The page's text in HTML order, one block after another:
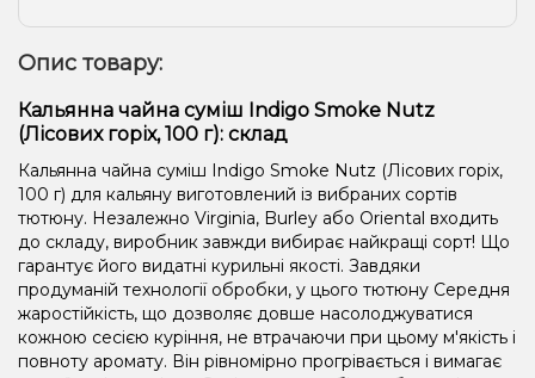
Опис товару:
Кальянна чайна суміш Indigo Smoke Nutz
(Лісових горіх, 100 г): склад
Кальянна чайна суміш Indigo Smoke Nutz (Лісових горіх,
100 г) для кальяну виготовлений із вибраних сортів
тютюну. Незалежно Virginia, Burley або Oriental входить
до складу, виробник завжди вибирає найкращі сорт! Що
гарантує його видатні курильні якості. Завдяки
продуманій технології обробки, у цього тютюну Середня
жаростійкість, що дозволяє довше насолоджуватися
кожною сесією куріння, не втрачаючи при цьому м'якість і
повноту аромату. Він рівномірно прогрівається і вимагає